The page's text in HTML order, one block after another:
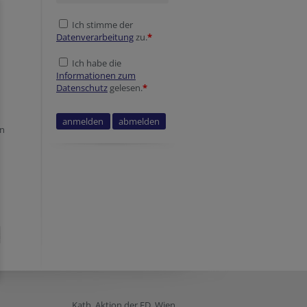
Ich stimme der
Datenverarbeitungzu.*
Ich habe die
Informationen zum
Datenschutz gelesen.*